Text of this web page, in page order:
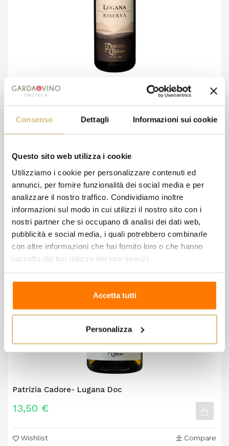
Consenso Dettagli Informazioni sui cookie
Questo sito web utilizza i cookie
Utilizziamo i cookie per personalizzare contenuti ed
annunci, per fornire funzionalità dei social media e per
analizzare il nostro traffico. Condividiamo inoltre
informazioni sul modo in cui utilizzi il nostro sito con i
nostri partner che si occupano di analisi dei dati web,
pubblicità e social media, i quali potrebbero combinarle
con altre informazioni che hai fornito loro o che hanno
raccolto dal tuo utilizzo dei loro servizi.
Accetta tutti
Personalizza
Patrizia Cadore- Lugana Riserva
Patrizia Cadore- Lugana Doc
13,50 €
Wishlist Compare